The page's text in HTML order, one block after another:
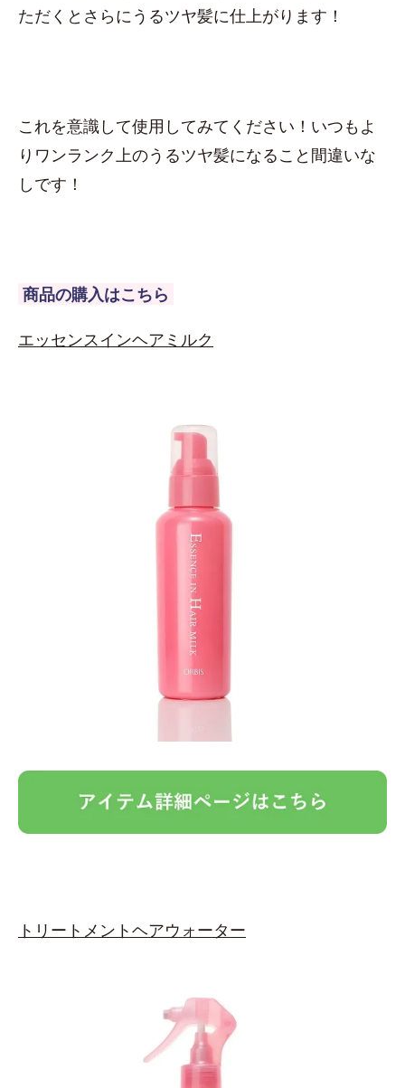
ただくとさらにうるツヤ髪に仕上がります！
これを意識して使用してみてください！いつもよ
りワンランク上のうるツヤ髪になること間違いな
しです！
商品の購入はこちら
エッセンスインヘアミルク
トリートメントヘアウォーター